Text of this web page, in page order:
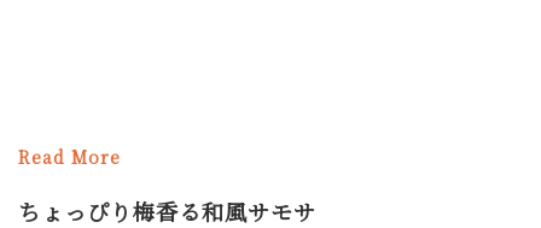
Read More
ちょっぴり梅香る和風サモサ